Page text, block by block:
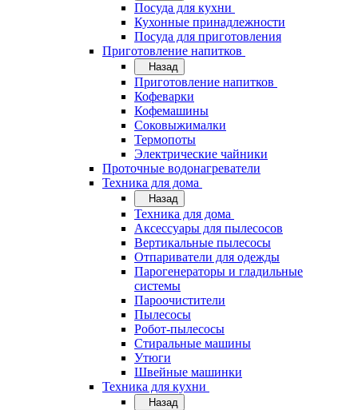
Посуда для кухни
Кухонные принадлежности
Посуда для приготовления
Приготовление напитков
Назад
Приготовление напитков
Кофеварки
Кофемашины
Соковыжималки
Термопоты
Электрические чайники
Проточные водонагреватели
Техника для дома
Назад
Техника для дома
Аксессуары для пылесосов
Вертикальные пылесосы
Отпариватели для одежды
Парогенераторы и гладильные
системы
Пароочистители
Пылесосы
Робот-пылесосы
Стиральные машины
Утюги
Швейные машинки
Техника для кухни
Назад